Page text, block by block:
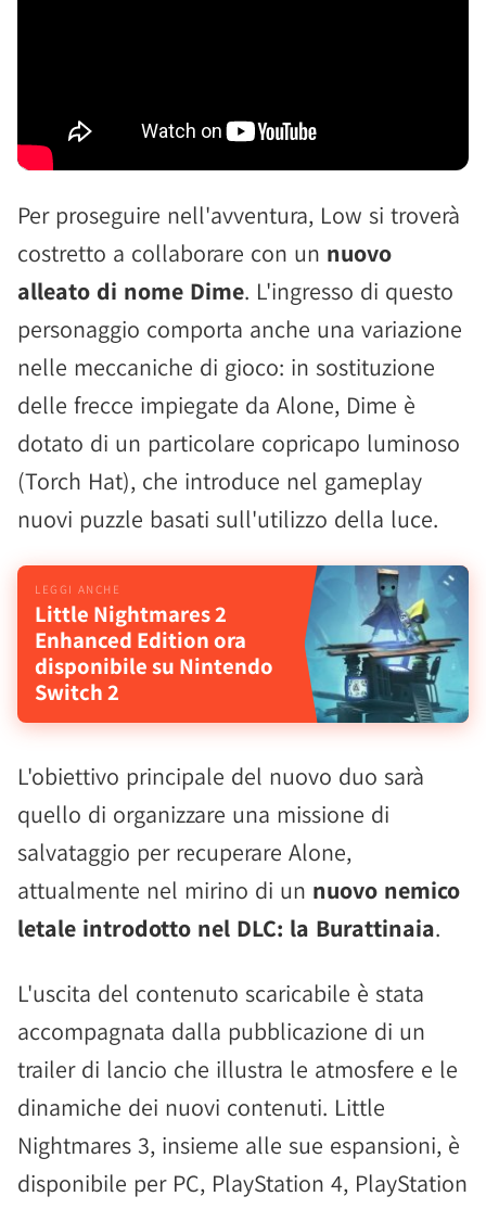
Per proseguire nell'avventura, Low si troverà
costretto a collaborare con un nuovo
alleato di nome Dime. L'ingresso di questo
personaggio comporta anche una variazione
nelle meccaniche di gioco: in sostituzione
delle frecce impiegate da Alone, Dime è
dotato di un particolare copricapo luminoso
(Torch Hat), che introduce nel gameplay
nuovi puzzle basati sull'utilizzo della luce.
Little Nightmares 2
Enhanced Edition ora
disponibile su Nintendo
Switch 2
L'obiettivo principale del nuovo duo sarà
quello di organizzare una missione di
salvataggio per recuperare Alone,
attualmente nel mirino di un nuovo nemico
letale introdotto nel DLC: la Burattinaia.
L'uscita del contenuto scaricabile è stata
accompagnata dalla pubblicazione di un
trailer di lancio che illustra le atmosfere e le
dinamiche dei nuovi contenuti. Little
Nightmares 3, insieme alle sue espansioni, è
disponibile per PC, PlayStation 4, PlayStation